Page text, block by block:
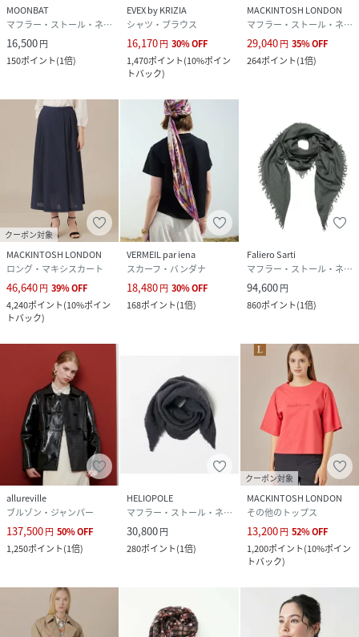
MOONBAT
マフラー・ストール・ネックウォーマー
16,500円
150ポイント(1倍)
EVEX by KRIZIA
シャツ・ブラウス
16,170円 30%OFF
1,470ポイント(10%ポイン
トバック)
MACKINTOSH LONDON
マフラー・ストール・ネックウォーマー
29,040円 35%OFF
264ポイント(1倍)
クーポン対象
MACKINTOSH LONDON
ロング・マキシスカート
46,640円 39%OFF
4,240ポイント(10%ポイン
トバック)
VERMEIL par iena
スカーフ・バンダナ
18,480円 30%OFF
168ポイント(1倍)
Faliero Sarti
マフラー・ストール・ネックウォーマー
94,600円
860ポイント(1倍)
allureville
ブルゾン・ジャンパー
137,500円 50%OFF
1,250ポイント(1倍)
HELIOPOLE
マフラー・ストール・ネックウォーマー
30,800円
280ポイント(1倍)
クーポン対象
MACKINTOSH LONDON
その他のトップス
13,200円 52%OFF
1,200ポイント(10%ポイン
トバック)